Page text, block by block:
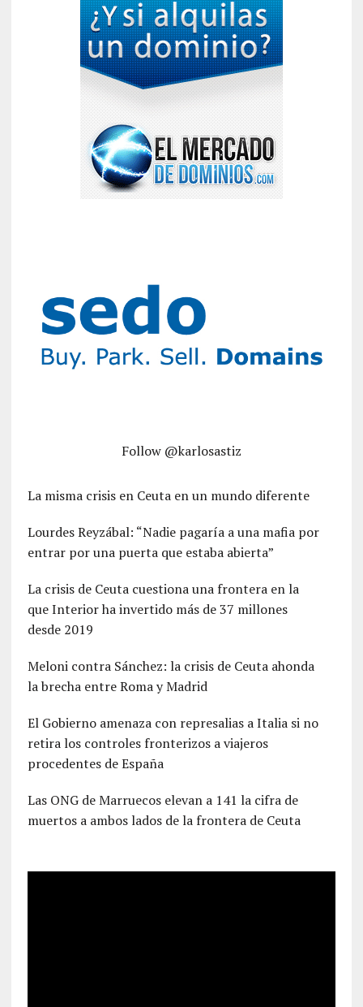
Follow @karlosastiz
La misma crisis en Ceuta en un mundo diferente
Lourdes Reyzábal: “Nadie pagaría a una mafia por
entrar por una puerta que estaba abierta”
La crisis de Ceuta cuestiona una frontera en la
que Interior ha invertido más de 37 millones
desde 2019
Meloni contra Sánchez: la crisis de Ceuta ahonda
la brecha entre Roma y Madrid
El Gobierno amenaza con represalias a Italia si no
retira los controles fronterizos a viajeros
procedentes de España
Las ONG de Marruecos elevan a 141 la cifra de
muertos a ambos lados de la frontera de Ceuta